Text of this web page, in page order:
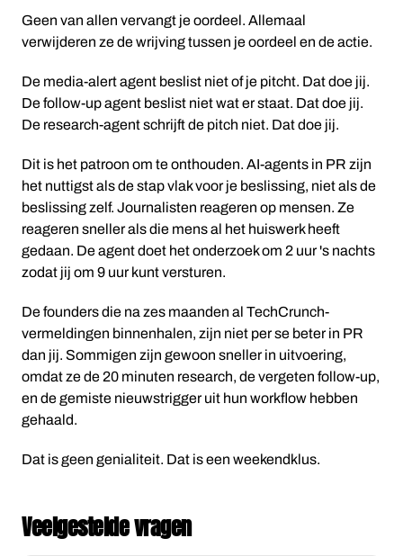
Geen van allen vervangt je oordeel. Allemaal
verwijderen ze de wrijving tussen je oordeel en de actie.
De media-alert agent beslist niet of je pitcht. Dat doe jij.
De follow-up agent beslist niet wat er staat. Dat doe jij.
De research-agent schrijft de pitch niet. Dat doe jij.
Dit is het patroon om te onthouden. AI-agents in PR zijn
het nuttigst als de stap vlak voor je beslissing, niet als de
beslissing zelf. Journalisten reageren op mensen. Ze
reageren sneller als die mens al het huiswerk heeft
gedaan. De agent doet het onderzoek om 2 uur 's nachts
zodat jij om 9 uur kunt versturen.
De founders die na zes maanden al TechCrunch-
vermeldingen binnenhalen, zijn niet per se beter in PR
dan jij. Sommigen zijn gewoon sneller in uitvoering,
omdat ze de 20 minuten research, de vergeten follow-up,
en de gemiste nieuwstrigger uit hun workflow hebben
gehaald.
Dat is geen genialiteit. Dat is een weekendklus.
Veelgestelde vragen